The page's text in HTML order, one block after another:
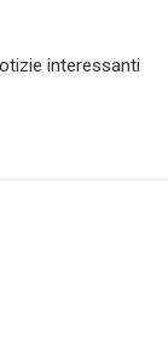
interessanti